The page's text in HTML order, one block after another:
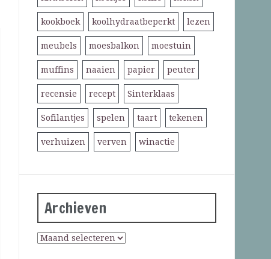
kookboek koolhydraatbeperkt lezen
meubels moesbalkon moestuin
muffins naaien papier peuter
recensie recept Sinterklaas
Sofilantjes spelen taart tekenen
verhuizen verven winactie
Archieven